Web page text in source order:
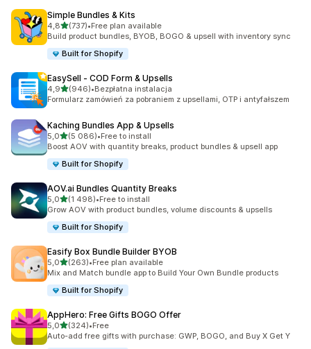
Simple Bundles & Kits
4,8na 5 gwiazdek
(737)
Łączna liczba recenzji: 737
•Free plan available
Build product bundles, BYOB, BOGO & upsell with inventory sync
Built for Shopify
EasySell ‑ COD Form & Upsells
4,9na 5 gwiazdek
(946)
Łączna liczba recenzji: 946
•Bezpłatna instalacja
Formularz zamówień za pobraniem z upsellami, OTP i antyfałszem
Kaching Bundles App & Upsells
5,0na 5 gwiazdek
(5 086)
Łączna liczba recenzji: 5086
•Free to install
Boost AOV with quantity breaks, product bundles & upsell app
Built for Shopify
AOV.ai Bundles Quantity Breaks
5,0na 5 gwiazdek
(1 498)
Łączna liczba recenzji: 1498
•Free to install
Grow AOV with product bundles, volume discounts & upsells
Built for Shopify
Easify Box Bundle Builder BYOB
5,0na 5 gwiazdek
(263)
Łączna liczba recenzji: 263
•Free plan available
Mix and Match bundle app to Build Your Own Bundle products
Built for Shopify
AppHero: Free Gifts BOGO Offer
5,0na 5 gwiazdek
(324)
Łączna liczba recenzji: 324
•Free
Auto-add free gifts with purchase: GWP, BOGO, and Buy X Get Y